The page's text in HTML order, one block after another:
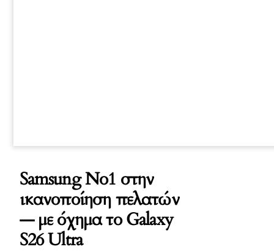
Samsung Νο1 στην
ικανοποίηση πελατών
— με όχημα το Galaxy
S26 Ultra